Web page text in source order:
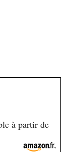
à partir de